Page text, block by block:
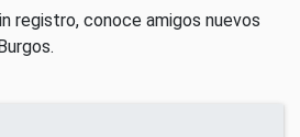
registro, conoce amigos nuevos